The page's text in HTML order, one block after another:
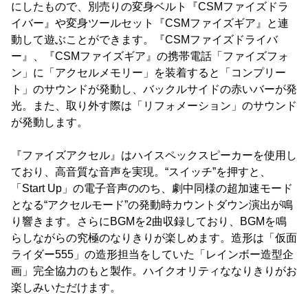
にしたもので、別売りの変身ベルト『CSMファイズドラ
イバー』や変身ツールセット『CSMファイズギア』と連
動して遊ぶことができます。『CSMファイズドライバ
ー』、『CSMファイズギア』の携帯電話「ファイズフォ
ン」に「アクセルメモリー」を装着すると「コンプリー
ト」のサウンドが発動し、バックルサイドの赤いバーが発
光。また、取り外す際は「リフォメーション」のサウンド
が発動します。
『ファイズアクセル』はハイスペックスピーカーを使用し
ており、高音質な音声を実現。“スイッチ”を押すと、
「Start Up」の電子音声ののち、劇中同様の超加速モード
となる“アクセルモード”の発動時カウントダウン演出が鳴
り響きます。さらにBGMを2曲収録しており、BGMを鳴
らしながらの究極のなりきりが楽しめます。造形は「仮面
ライダー555」の造形担当をしていた「レインボー造型企
画」完全協力のもと製作。ハイクオリティななりきりがお
楽しみいただけます。